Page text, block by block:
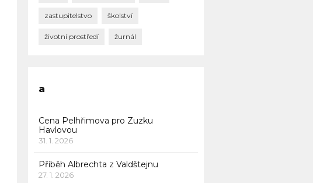
zastupitelstvo školství
životní prostředí žurnál
a
Cena Pelhřimova pro Zuzku
Havlovou
31. 1. 2026
Příběh Albrechta z Valdštejnu
27. 1. 2026